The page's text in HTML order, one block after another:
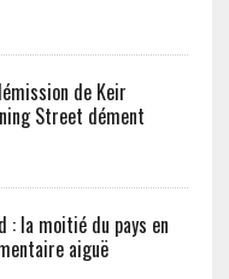
de Keir
Street dément
: la moitié du pays en
aiguë